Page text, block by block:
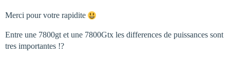
Merci pour votre rapidite
Entre une 7800gt et une 7800Gtx les differences de puissances sont
tres importantes !?